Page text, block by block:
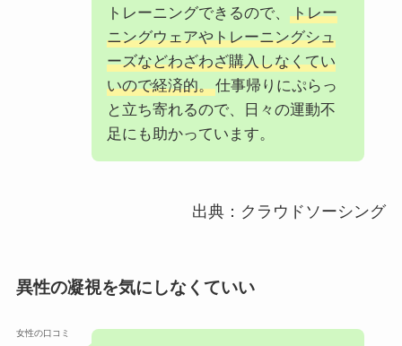
トレーニングできるので、
トレー
ニングウェアやトレーニングシュ
ーズなどわざわざ購入しなくてい
いので経済的。仕事帰りにぷらっ
と立ち寄れるので、日々の運動不
足にも助かっています。
出典：クラウドソーシング
異性の凝視を気にしなくていい
女性の口コミ